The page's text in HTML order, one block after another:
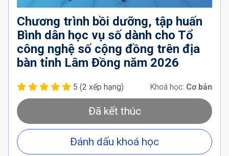
Chương trình bồi dưỡng, tập huấn
Bình dân học vụ số dành cho Tổ
công nghệ số cộng đồng trên địa
bàn tỉnh Lâm Đồng năm 2026
5 (2 xếp hạng) Khoá học: Cơ bản
Đã kết thúc
Đánh dấu khoá học